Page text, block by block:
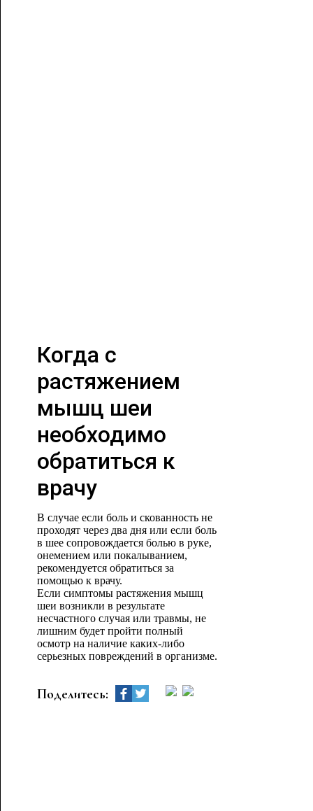
Когда с
растяжением
мышц шеи
необходимо
обратиться к
врачу
В случае если боль и скованность не
проходят через два дня или если боль
в шее сопровождается болью в руке,
онемением или покалыванием,
рекомендуется обратиться за
помощью к врачу.
Если симптомы растяжения мышц
шеи возникли в результате
несчастного случая или травмы, не
лишним будет пройти полный
осмотр на наличие каких-либо
серьезных повреждений в организме.
Поделитесь: